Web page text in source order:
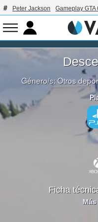
Peter Jackson Gameplay GTA
Género/s:Otros
Ficha